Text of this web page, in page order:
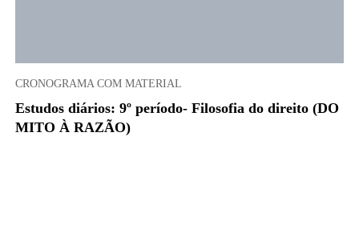
CRONOGRAMA COM MATERIAL
Estudos diários: 9º período- Filosofia do direito (DO
MITO À RAZÃO)